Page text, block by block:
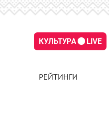
КУЛЬТУРА LIVE
РЕЙТИНГИ